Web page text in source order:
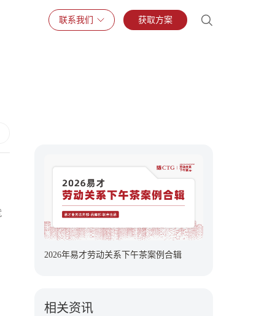
联系我们 获取方案
2026年易才劳动关系下午茶案例合辑
相关资讯